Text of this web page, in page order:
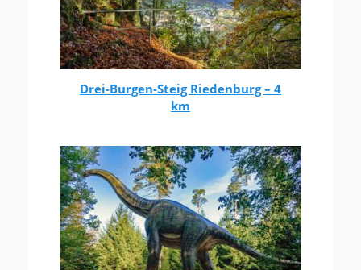
Drei-Burgen-Steig Riedenburg – 4
km